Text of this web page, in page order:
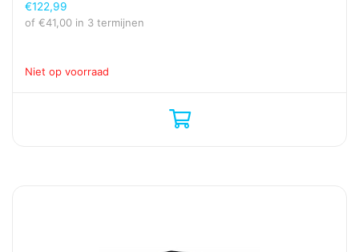
€122,99
of €41,00 in 3 termijnen
Niet op voorraad